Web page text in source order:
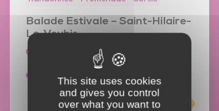
Balade Estivale – Saint-Hilaire-
Le-Vouhis
Espace de l'Amitié
85480 SAINT-HILAIRE-LE-VOUHIS
This site uses cookies
and gives you control
over what you want to